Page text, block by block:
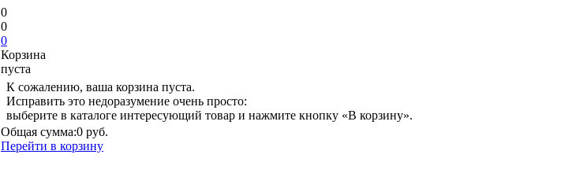
0
0
0
Корзина
пуста
К сожалению, ваша корзина пуста.
Исправить это недоразумение очень просто:
выберите в каталоге интересующий товар и нажмите кнопку «В корзину».
Общая сумма:0 руб.
Перейти в корзину